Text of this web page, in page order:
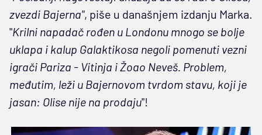
zvezdi Bajerna", piše u današnjem izdanju Marka.
"Krilni napadač rođen u Londonu mnogo se bolje
uklapa i kalup Galaktikosa negoli pomenuti vezni
igrači Pariza - Vitinja i Žoao Neveš. Problem,
međutim, leži u Bajernovom tvrdom stavu, koji je
jasan: Olise nije na prodaju"!